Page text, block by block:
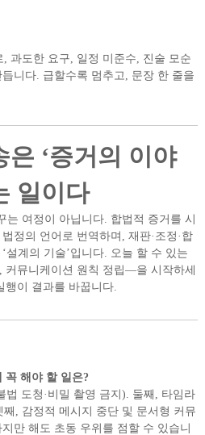
과도한 요구, 일정 미준수, 진술 모순
니다. 급할수록 멈추고, 문장 한 줄을
‘증거의 이야
일이다
는 여정이 아닙니다. 합법적 증거를 시
정의 언어로 번역하며, 재판·조정·합
설계의 기술’입니다. 오늘 할 수 있는
뮤니케이션 원칙 정립—을 시작하세
행이 결과를 바꿉니다.
꼭 해야 할 일은?
법 도청·비밀 촬영 금지). 둘째, 타임라
째, 감정적 메시지 중단 및 문서형 커뮤
만 해도 초동 우위를 점할 수 있습니